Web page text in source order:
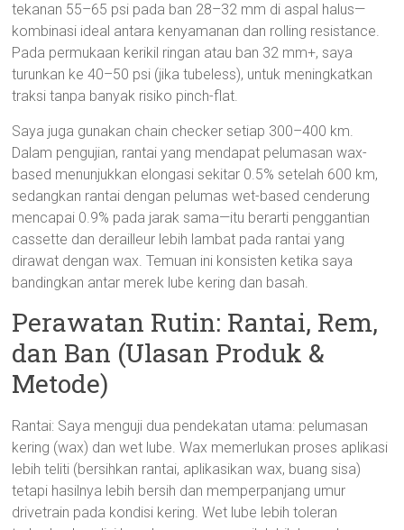
tekanan 55–65 psi pada ban 28–32 mm di aspal halus—
kombinasi ideal antara kenyamanan dan rolling resistance.
Pada permukaan kerikil ringan atau ban 32 mm+, saya
turunkan ke 40–50 psi (jika tubeless), untuk meningkatkan
traksi tanpa banyak risiko pinch-flat.
Saya juga gunakan chain checker setiap 300–400 km.
Dalam pengujian, rantai yang mendapat pelumasan wax-
based menunjukkan elongasi sekitar 0.5% setelah 600 km,
sedangkan rantai dengan pelumas wet-based cenderung
mencapai 0.9% pada jarak sama—itu berarti penggantian
cassette dan derailleur lebih lambat pada rantai yang
dirawat dengan wax. Temuan ini konsisten ketika saya
bandingkan antar merek lube kering dan basah.
Perawatan Rutin: Rantai, Rem,
dan Ban (Ulasan Produk &
Metode)
Rantai: Saya menguji dua pendekatan utama: pelumasan
kering (wax) dan wet lube. Wax memerlukan proses aplikasi
lebih teliti (bersihkan rantai, aplikasikan wax, buang sisa)
tetapi hasilnya lebih bersih dan memperpanjang umur
drivetrain pada kondisi kering. Wet lube lebih toleran